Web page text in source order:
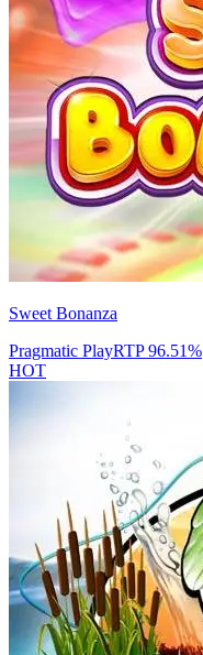
Sweet Bonanza
Pragmatic PlayRTP96.51%
HOT